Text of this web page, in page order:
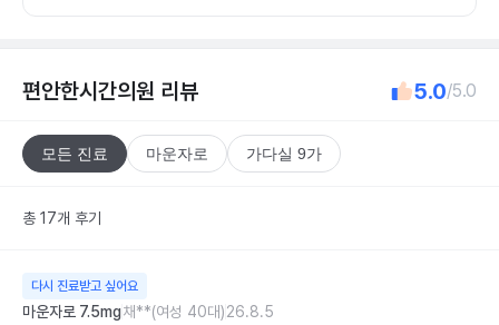
편안한시간의원 리뷰 5.0/5.0
모든 진료 마운자로 가다실 9가
총 17개 후기
다시 진료받고 싶어요
마운자로 7.5mg채**(여성 40대)26.8.5